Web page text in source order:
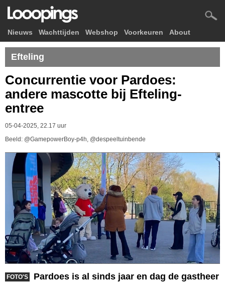
Nieuws Wachttijden Webshop Voorkeuren About
Efteling
Concurrentie voor Pardoes:
andere mascotte bij Efteling-
entree
05-04-2025, 22.17 uur
Beeld: @GamepowerBoy-p4h, @despeeltuinbende
FOTO'S
Pardoes is al sinds jaar en dag de gastheer